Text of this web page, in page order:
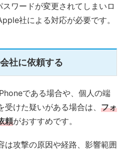
ワードが変更されてしまいロ
社による対応が必要です。
社に依頼する
である場合や、個人の端
けた疑いがある場合は、 フォ
頼がおすすめです。
は攻撃の原因や経路、影響範囲